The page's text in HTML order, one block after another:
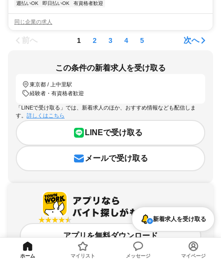
週払いOK
即日払いOK 有資格者歓迎
同じ企業の求人
前へ 1 2 3 4 5 次へ
この条件の新着求人を受け取る
東京都 / 上中里駅
経験者・有資格者歓迎
「LINEで受け取る」では、新着求人のほか、おすすめ情報なども配信しま
す。 詳しくはこちら
LINEで受け取る
メールで受け取る
アプリを無料ダウンロード
新着求人を受け取る
ホーム マイリスト メッセージ マイページ